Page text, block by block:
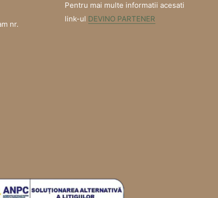
nr.
Pentru mai multe informatii acesati
link-ul DEVINO PARTENER